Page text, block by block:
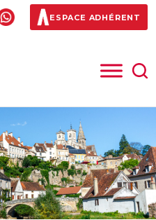
ESPACE ADHÉRENT